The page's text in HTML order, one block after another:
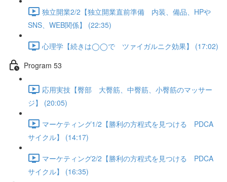
独立開業2/2【独立開業直前準備 内装、備品、HPや
SNS、WEB関係】 (22:35)
心理学【続きは◯◯で ツァイガルニク効果】 (17:02)
Program 53
応用実技【臀部 大臀筋、中臀筋、小臀筋のマッサー
ジ】 (20:05)
マーケティング1/2【勝利の方程式を見つける PDCA
サイクル】 (14:17)
マーケティング2/2【勝利の方程式を見つける PDCA
サイクル】 (16:35)